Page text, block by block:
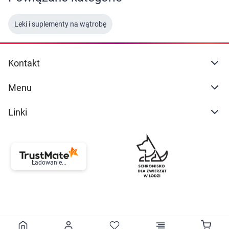
Leki i suplementy na wątrobę
Kontakt
Menu
Linki
Ładowanie...